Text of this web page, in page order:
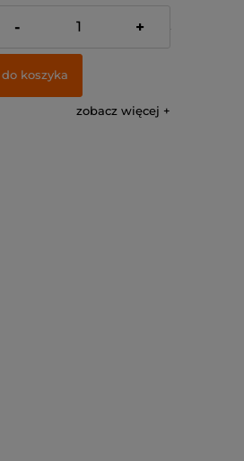
netto:
42,28 zł
- +
do koszyka
zobacz więcej